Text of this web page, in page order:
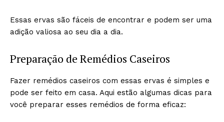
Essas ervas são fáceis de encontrar e podem ser uma
adição valiosa ao seu dia a dia.
Preparação de Remédios Caseiros
Fazer remédios caseiros com essas ervas é simples e
pode ser feito em casa. Aqui estão algumas dicas para
você preparar esses remédios de forma eficaz: